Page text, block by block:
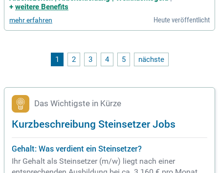
en; Unterstützung des Teams in verschiedenen Bereichen de
+ weitere Benefits
mehr erfahren Heute veröffentlicht
1 2 3 4 5 nächste
Das Wichtigste in Kürze
Kurzbeschreibung Steinsetzer Jobs
Gehalt: Was verdient ein Steinsetzer?
Ihr Gehalt als Steinsetzer (m/w) liegt nach einer